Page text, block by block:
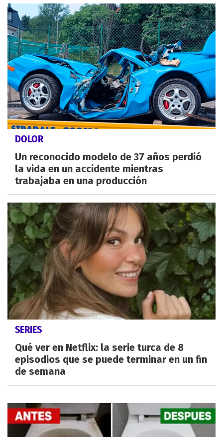
DOLOR
Un reconocido modelo de 37 años perdió
la vida en un accidente mientras
trabajaba en una producción
SERIES
Qué ver en Netflix: la serie turca de 8
episodios que se puede terminar en un fin
de semana